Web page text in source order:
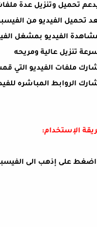
تحميل وتنزيل عدة
تحميل الفيديو من
الفيديو بمشغل
تنزيل عالية ومريحه
ملفات الفيديو التي
الروابط المباشره
الإستخدام: